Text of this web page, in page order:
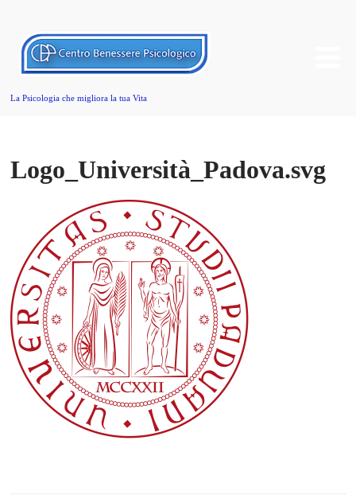
La Psicologia che migliora la tua Vita
Logo_Università_Padova.svg